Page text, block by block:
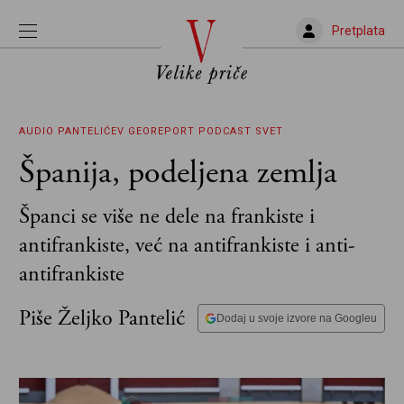
Pretplata
AUDIO PANTELIĆEV GEOREPORT PODCAST SVET
Španija, podeljena zemlja
Španci se više ne dele na frankiste i
antifrankiste, već na antifrankiste i anti-
antifrankiste
Piše Željko Pantelić
Dodaj u svoje izvore na Googleu